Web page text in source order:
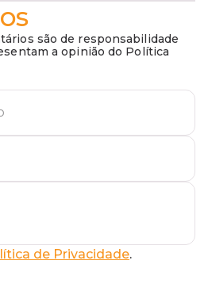
são de responsabilidade
a opinião do Política
de Privacidade.